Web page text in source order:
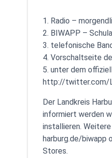
1. Radio –
2. BIWAPP –
3. telefonische
4. Vorschaltseite
5. unter dem
http://twitter.com/
Der Landkreis
informiert werden
installieren.
harburg.de/biwapp
Stores.